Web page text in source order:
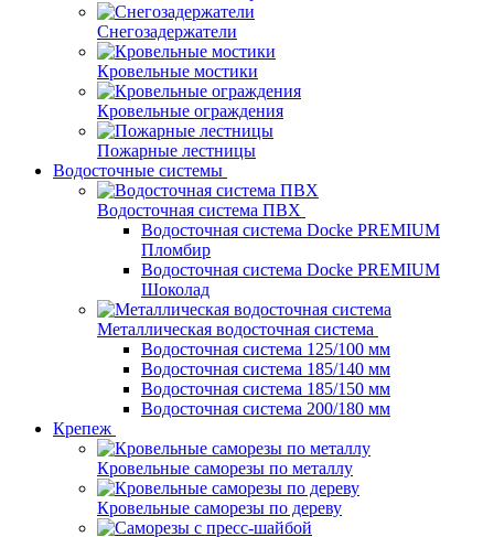
Снегозадержатели
Кровельные мостики
Кровельные ограждения
Пожарные лестницы
Водосточные системы
Водосточная система ПВХ
Водосточная система Docke PREMIUM
Пломбир
Водосточная система Docke PREMIUM
Шоколад
Металлическая водосточная система
Водосточная система 125/100 мм
Водосточная система 185/140 мм
Водосточная система 185/150 мм
Водосточная система 200/180 мм
Крепеж
Кровельные саморезы по металлу
Кровельные саморезы по дереву